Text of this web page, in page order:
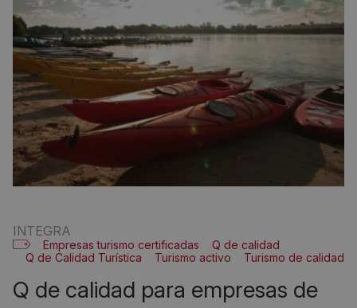
INTEGRA
Empresas turismo certificadas
Q de calidad
Q de Calidad Turística
Turismo activo Turismo de calidad
q de calidad para empresas de